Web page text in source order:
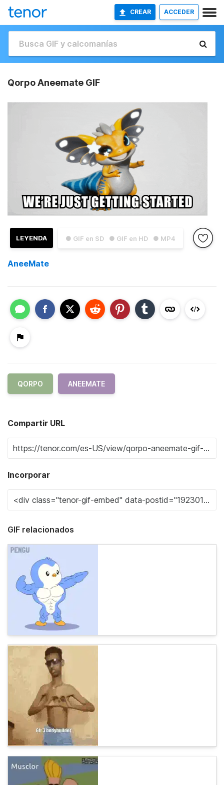
CREAR ACCEDER
Qorpo Aneemate GIF
● GIF en SD ● GIF en HD ● MP4
LEYENDA
AneeMate
QORPO ANEEMATE
Compartir URL
Incorporar
GIF relacionados